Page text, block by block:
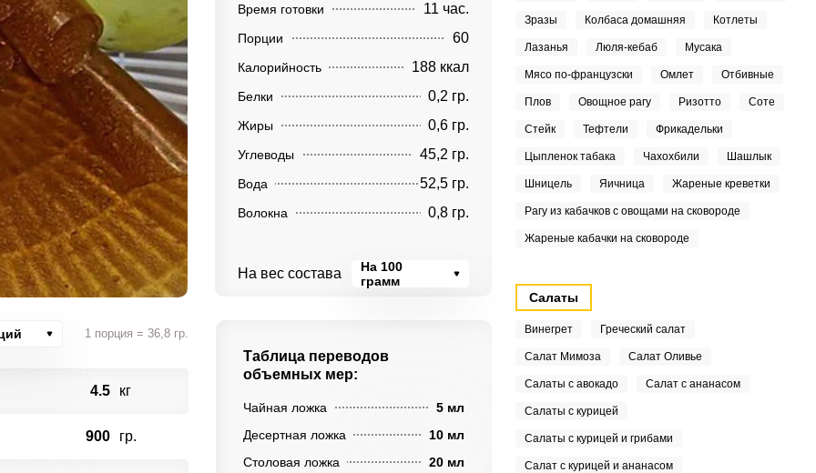
Время готовки 11 час.
Порции 60
Калорийность 188 ккал
Белки 0,2 гр.
Жиры 0,6 гр.
Углеводы 45,2 гр.
Вода 52,5 гр.
Волокна 0,8 гр.
На вес состава
На 100
грамм
1 порция = 36,8 гр.
4.5 кг
900 гр.
Таблица переводов
объемных мер:
Чайная ложка
5 мл
Десертная ложка
10 мл
Столовая ложка
20 мл
Зразы Колбаса домашняя Котлеты
Лазанья Люля-кебаб Мусака
Мясо по-французски Омлет Отбивные
Плов Овощное рагу Ризотто Соте
Стейк Тефтели Фрикадельки
Цыпленок табака Чахохбили Шашлык
Шницель Яичница Жареные креветки
Рагу из кабачков с овощами на сковороде
Жареные кабачки на сковороде
Салаты
Винегрет Греческий салат
Салат Мимоза Салат Оливье
Салаты с авокадо Салат с ананасом
Салаты с курицей
Салаты с курицей и грибами
Салат с курицей и ананасом